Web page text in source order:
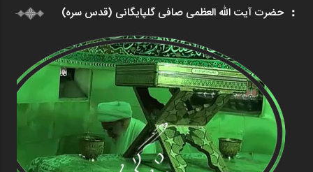
حضرت آیت الله العظمی صافی گلپایگانی (قدس سره)